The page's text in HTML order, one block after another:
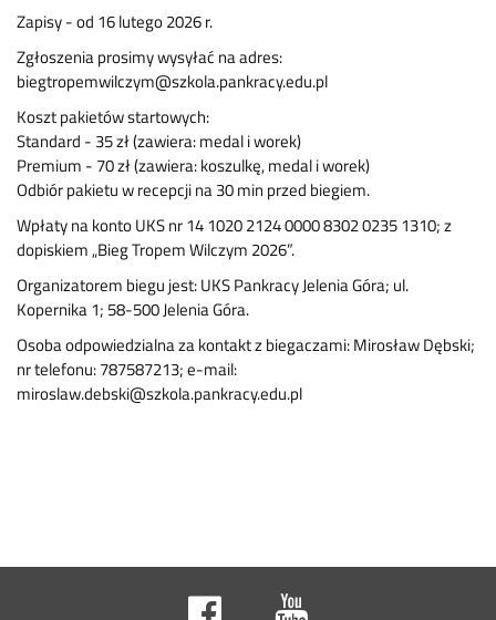
Zapisy - od 16 lutego 2026 r.
Zgłoszenia prosimy wysyłać na adres:
biegtropemwilczym@szkola.pankracy.edu.pl
Koszt pakietów startowych:
Standard - 35 zł (zawiera: medal i worek)
Premium - 70 zł (zawiera: koszulkę, medal i worek)
Odbiór pakietu w recepcji na 30 min przed biegiem.
Wpłaty na konto UKS nr 14 1020 2124 0000 8302 0235 1310; z
dopiskiem „Bieg Tropem Wilczym 2026”.
Organizatorem biegu jest: UKS Pankracy Jelenia Góra; ul.
Kopernika 1; 58-500 Jelenia Góra.
Osoba odpowiedzialna za kontakt z biegaczami: Mirosław Dębski;
nr telefonu: 787587213; e-mail:
miroslaw.debski@szkola.pankracy.edu.pl